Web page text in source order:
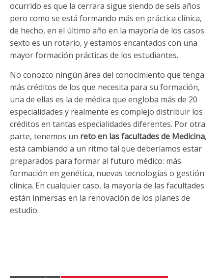
ocurrido es que la cerrara sigue siendo de seis años
pero como se está formando más en práctica clínica,
de hecho, en el último año en la mayoría de los casos
sexto es un rotario, y estamos encantados con una
mayor formación prácticas de los estudiantes.
No conozco ningún área del conocimiento que tenga
más créditos de los que necesita para su formación,
una de ellas es la de médica que engloba más de 20
especialidades y realmente es complejo distribuir los
créditos en tantas especialidades diferentes. Por otra
parte, tenemos un reto en las facultades de Medicina,
está cambiando a un ritmo tal que deberíamos estar
preparados para formar al futuro médico: más
formación en genética, nuevas tecnologías o gestión
clínica. En cualquier caso, la mayoría de las facultades
están inmersas en la renovación de los planes de
estudio.